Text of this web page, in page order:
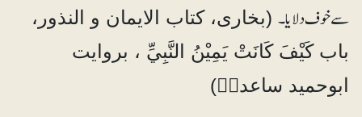
سے خوف دلایا۔(بخاری، کتاب الایمان و النذور،
باب کَیْفَ کَانَتْ یَمِیْنُ النَّبِيِّ ، بروایت
ابوحمید ساعدیؓ)